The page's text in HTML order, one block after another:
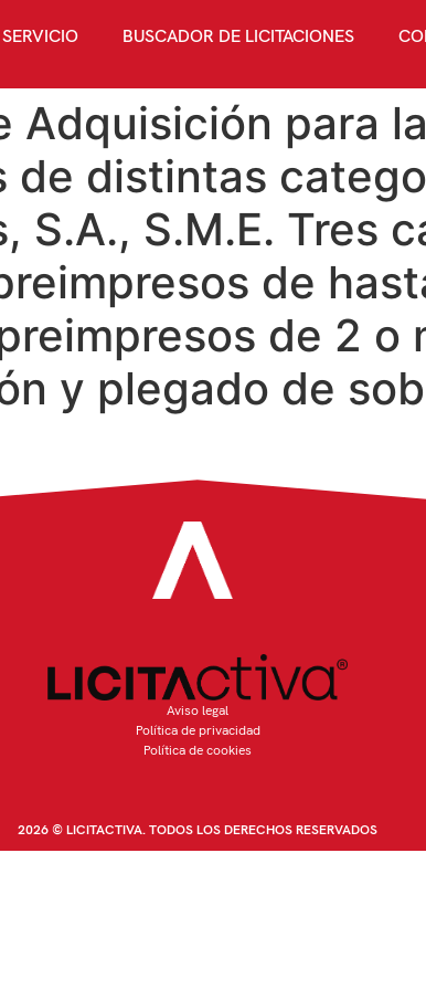
SERVICIO BUSCADOR DE LICITACIONES
Adquisición para
distintas
S.A., S.M.E. Tres
de
de 2 o
y plegado de
Aviso legal
Política de privacidad
Política de cookies
2026 © LICITACTIVA. TODOS LOS DERECHOS RESERVADOS